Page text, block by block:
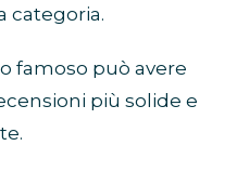
categoria.
famoso può avere
più solide e